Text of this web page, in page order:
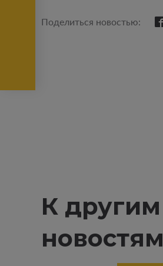
Поделиться новостью:
К другим
новостям